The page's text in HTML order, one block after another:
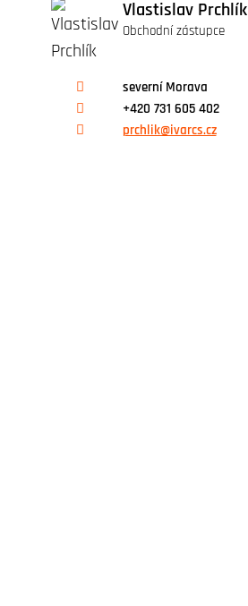
Vlastislav Prchlík
Obchodní zástupce
severní Morava
+420 731 605 402
prchlik@ivarcs.cz